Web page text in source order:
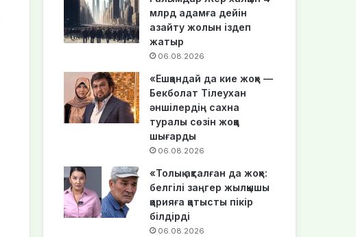
млрд адамға дейін
азайту жолын іздеп
жатыр
06.08.2026
«Ешқандай да кие жоқ» —
Бекболат Тілеухан
әншілердің сахна
туралы сөзін жоққа
шығарды
06.08.2026
«Толық ақталған да жоқ»:
белгілі заңгер жылқышы
қарияға қатысты пікір
білдірді
06.08.2026